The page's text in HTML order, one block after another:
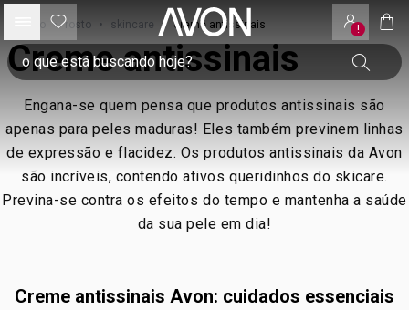
!
• rosto • skincare • creme antissinais
Creme antissinais
Engana-se quem pensa que produtos antissinais são
apenas para peles maduras! Eles também previnem linhas
de expressão e flacidez. Os produtos antissinais da Avon
são incríveis, contendo ativos queridinhos do skicare.
Previna-se contra os efeitos do tempo e mantenha a saúde
da sua pele em dia!
Creme antissinais Avon: cuidados essenciais